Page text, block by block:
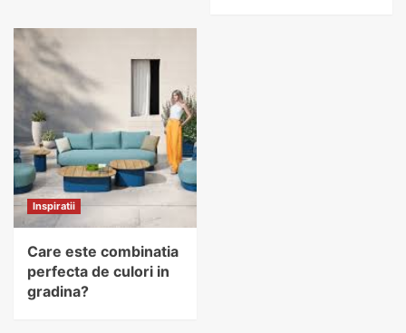
Inspiratii
Care este combinatia
perfecta de culori in
gradina?